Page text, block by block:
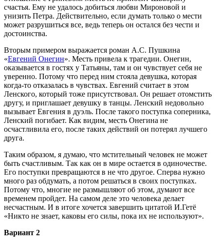
счастья. Ему не удалось добиться любви Мироновой и
унизить Петра. Действительно, если думать только о мести
может разрушиться все, ведь теперь он остался без чести и
достоинства.
Вторым примером выражается роман А.С. Пушкина
«Евгений Онегин». Месть привела к трагедии. Онегин,
оказывается в гостях у Татьяны, там и он чувствует себя не
уверенно. Потому что перед ним стояла девушка, которая
когда-то отказалась в чувствах. Евгений считает в этом
Ленского, который тоже присутствовал. Он решает отомстить
другу, и приглашает девушку в танцы. Ленский недовольно
вызывает Евгения в дуэль. После такого поступка соперника,
Ленский погибает. Как видим, месть Онегина не
осчастливила его, после таких действий он потерял лучшего
друга.
Таким образом, я думаю, что мстительный человек не может
быть счастливым. Так как он в мире остается в одиночестве.
Его поступки превращаются в не что другое. Сперва нужно
много раз обдумать, а потом решаться в своих поступках.
Потому что, многие не размышляют об этом, думают все
временем пройдет. На самом деле это человека делает
несчастным. И в итоге хочется завершить цитатой И.Гетё
«Никто не знает, каковы его силы, пока их не используют».
Вариант 2